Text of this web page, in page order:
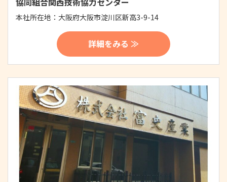
本社所在地： 大阪府大阪市淀川区新高3-9-14
詳細をみる ≫